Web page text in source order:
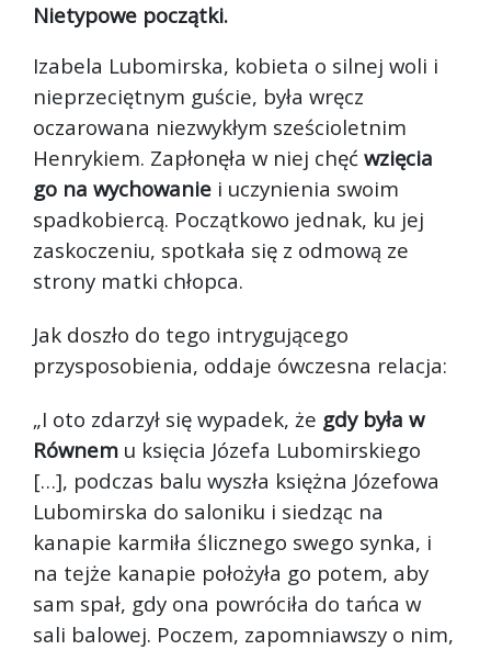
Nietypowe początki.
Izabela Lubomirska, kobieta o silnej woli i
nieprzeciętnym guście, była wręcz
oczarowana niezwykłym sześcioletnim
Henrykiem. Zapłonęła w niej chęć wzięcia
go na wychowanie i uczynienia swoim
spadkobiercą. Początkowo jednak, ku jej
zaskoczeniu, spotkała się z odmową ze
strony matki chłopca.
Jak doszło do tego intrygującego
przysposobienia, oddaje ówczesna relacja:
„I oto zdarzył się wypadek, że gdy była w
Równem u księcia Józefa Lubomirskiego
[…], podczas balu wyszła księżna Józefowa
Lubomirska do saloniku i siedząc na
kanapie karmiła ślicznego swego synka, i
na tejże kanapie położyła go potem, aby
sam spał, gdy ona powróciła do tańca w
sali balowej. Poczem, zapomniawszy o nim,